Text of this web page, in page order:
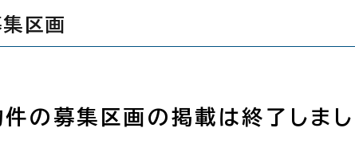
区画
件の募集区画の掲載は終了しまし